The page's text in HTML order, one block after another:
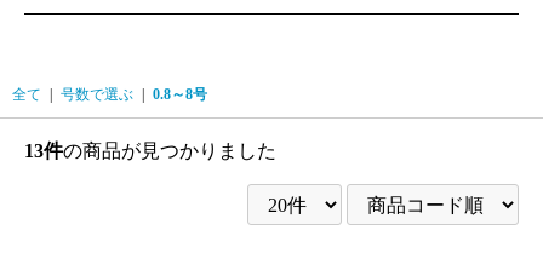
全て 号数で選ぶ 0.8～8号
13件の商品が見つかりました